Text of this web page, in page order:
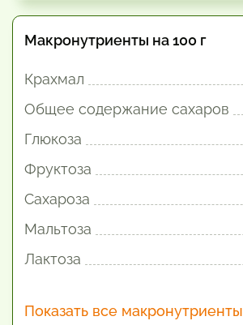
Макронутриенты на 100 г
Крахмал
Общее содержание сахаров
Глюкоза
Фруктоза
Сахароза
Мальтоза
Лактоза
Показать все макронутриенты